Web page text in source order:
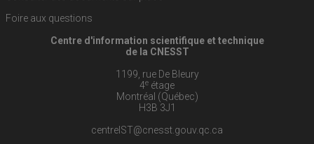
Foire aux questions
Centre d'information scientifique et technique
de la CNESST
1199, rue De Bleury
4e étage
Montréal (Québec)
H3B 3J1
centreIST@cnesst.gouv.qc.ca